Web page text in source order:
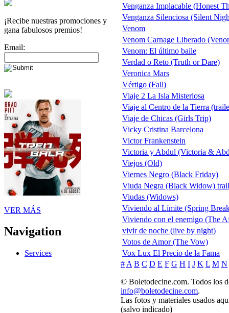
¡Recibe nuestras promociones y
gana fabulosos premios!
Email:
VER MÁS
Navigation
Services
Venganza Implacable (Honest
Venganza Silenciosa (Silent
Venom
Venom Carnage Liberado
Venom: El último baile
Verdad o Reto (Truth or Dare)
Veronica Mars
Vértigo (Fall)
Viaje 2 La Isla Misteriosa
Viaje al Centro de la Tierra
Viaje de Chicas (Girls Trip)
Vicky Cristina Barcelona
Victor Frankenstein
Victoria y Abdul (Victoria &
Viejos (Old)
Viernes Negro (Black Friday)
Viuda Negra (Black Widow)
Viudas (Widows)
Viviendo al Límite (Spring
Viviendo con el enemigo (The
vivir de noche (live by night)
Votos de Amor (The Vow)
Vox Lux El Precio de la Fama
# A B C D E F G H I J K L M N
© Boletodecine.com. Todos los
info@boletodecine.com.
Las fotos y materiales usados
(salvo indicado)